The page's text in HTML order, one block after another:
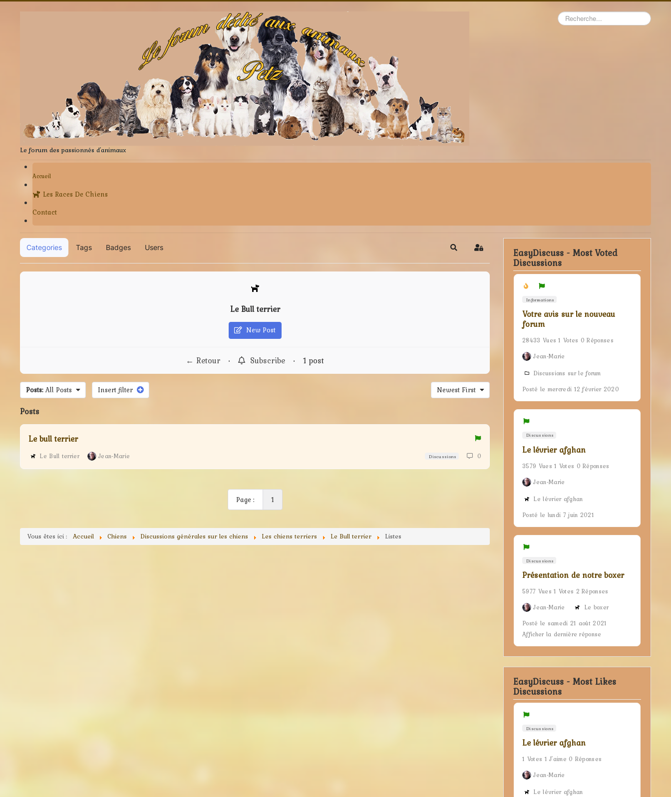
Le forum des passionnés d'animaux
Rechercher
Accueil
Les Races De Chiens
Contact
Categories Tags Badges Users Search Sign In
Le Bull terrier
New Post
← Retour • Subscribe • 1 post
Posts: All Posts Insert filter Newest First
Posts
Le bull terrier
Le Bull terrier Jean-Marie Discussions 0
Page : 1
Vous êtes ici : Accueil Chiens Discussions générales sur les chiens Les chiens terriers Le Bull terrier Listes
EasyDiscuss - Most Voted
Discussions
Informations
Votre avis sur le nouveau
forum
28433 Vues 1 Votes 0 Réponses
Jean-Marie
Discussions sur le forum
Posté le mercredi 12 février 2020
Discussions
Le lévrier afghan
3579 Vues 1 Votes 0 Réponses
Jean-Marie
Le lévrier afghan
Posté le lundi 7 juin 2021
Discussions
Présentation de notre boxer
5977 Vues 1 Votes 2 Réponses
Jean-Marie
Le boxer
Posté le samedi 21 août 2021
Afficher la dernière réponse
EasyDiscuss - Most Likes
Discussions
Discussions
Le lévrier afghan
1 Votes 1 J'aime 0 Réponses
Jean-Marie
Le lévrier afghan